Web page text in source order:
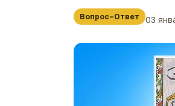
Вопрос–Ответ 03